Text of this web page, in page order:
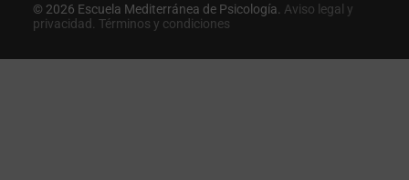
© 2026 Escuela Mediterránea de Psicología. Aviso legal y
privacidad.
Términos y condiciones